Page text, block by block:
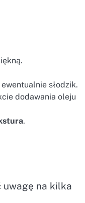
słodzik.
dodawania oleju
.
uwagę na kilka